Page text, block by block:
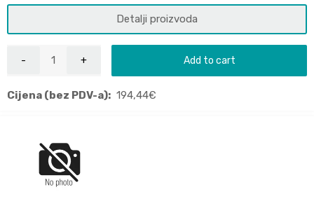
Detalji proizvoda
Add to cart
Cijena (bez PDV-a): 194,44€